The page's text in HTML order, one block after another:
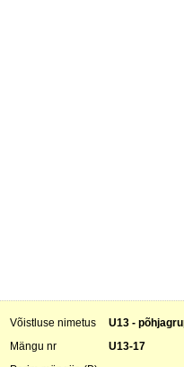
Võistluse nimetus
U13 -
Mängu nr
U13-17